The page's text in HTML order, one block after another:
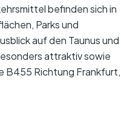
befinden sich in
Parks und
auf den Taunus und
attraktiv sowie
B455 Richtung Frankfurt,